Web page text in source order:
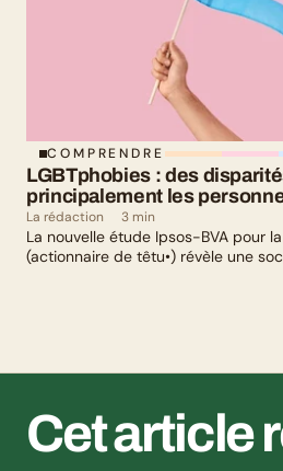
COMPRENDRE
LGBTphobies : des
principalement les
La rédaction 3 min
La nouvelle étude Ipsos-BVA pour
(actionnaire de têtu•) révèle une
Cet article